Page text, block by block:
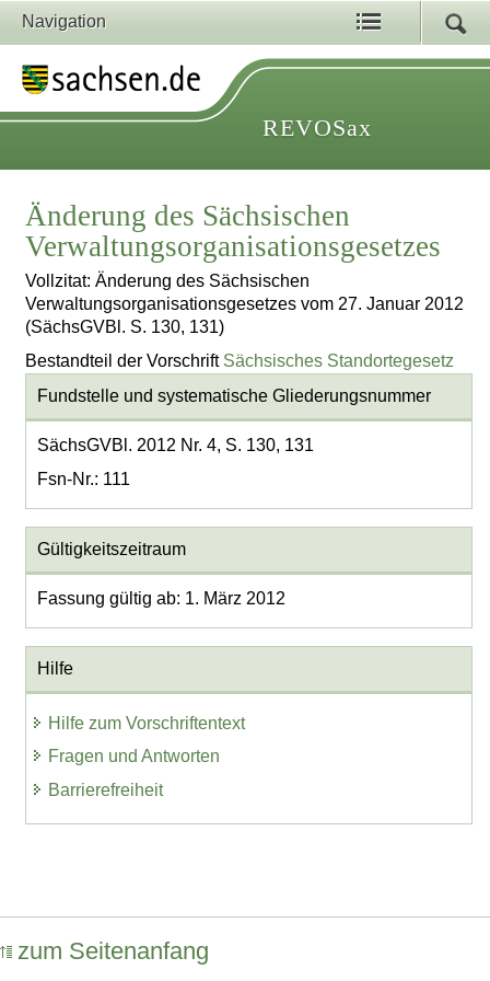
Navigation
REVOSax
Änderung des Sächsischen
Verwaltungsorganisationsgesetzes
Vollzitat: Änderung des Sächsischen
Verwaltungsorganisationsgesetzes vom 27. Januar 2012
(SächsGVBl. S. 130, 131)
Bestandteil der Vorschrift Sächsisches Standortegesetz
Fundstelle und systematische Gliederungsnummer
SächsGVBl. 2012 Nr. 4, S. 130, 131
Fsn-Nr.: 111
Gültigkeitszeitraum
Fassung gültig ab: 1. März 2012
Hilfe
Hilfe zum Vorschriftentext
Fragen und Antworten
Barrierefreiheit
zum Seitenanfang